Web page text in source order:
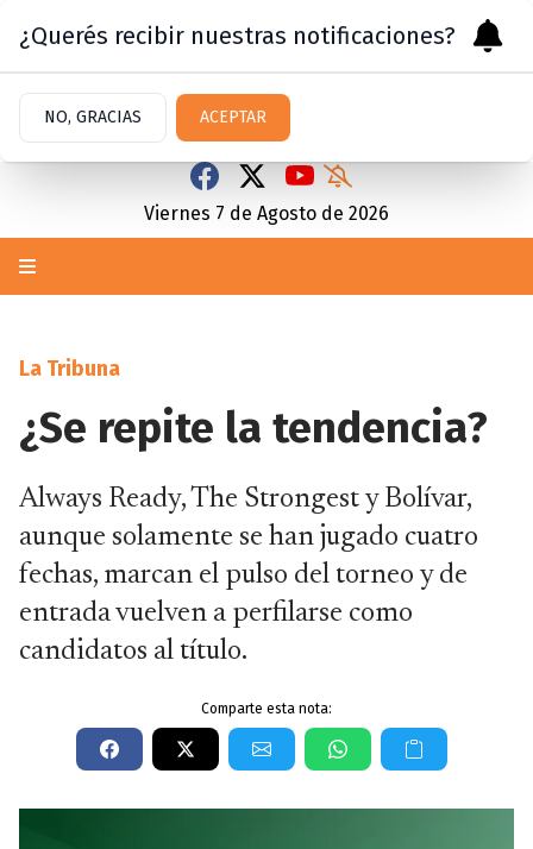
Viernes 7 de Agosto de 2026
La Tribuna
¿Se repite la tendencia?
Always Ready, The Strongest y Bolívar,
aunque solamente se han jugado cuatro
fechas, marcan el pulso del torneo y de
entrada vuelven a perfilarse como
candidatos al título.
Comparte esta nota:
¿Querés recibir nuestras notificaciones?
NO, GRACIAS ACEPTAR